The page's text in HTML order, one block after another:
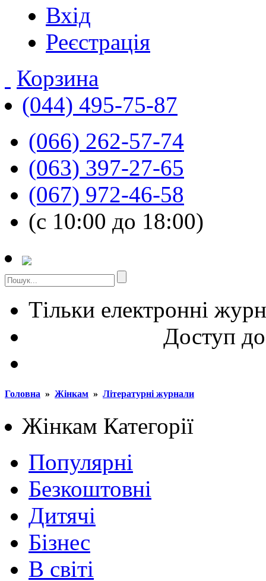
Вхід
Реєстрація
Корзина
(044) 495-75-87
(066) 262-57-74
(063) 397-27-65
(067) 972-46-58
(с 10:00 до 18:00)
Тільки електронні
Доступ
Головна » Жінкам » Літературні журнали
Жінкам Категорії
Популярні
Безкоштовні
Дитячі
Бізнес
В світі